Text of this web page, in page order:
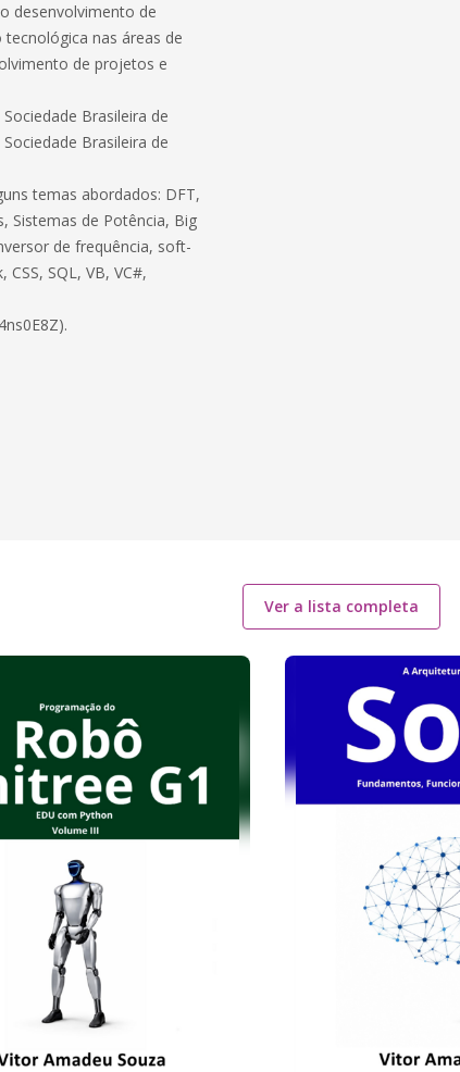
desenvolvimento de
nas áreas de
de projetos e
Brasileira de
Brasileira de
temas abordados: DFT,
Sistemas de Potência, Big
de frequência, soft-
SQL, VB, VC#,
Ver a lista completa